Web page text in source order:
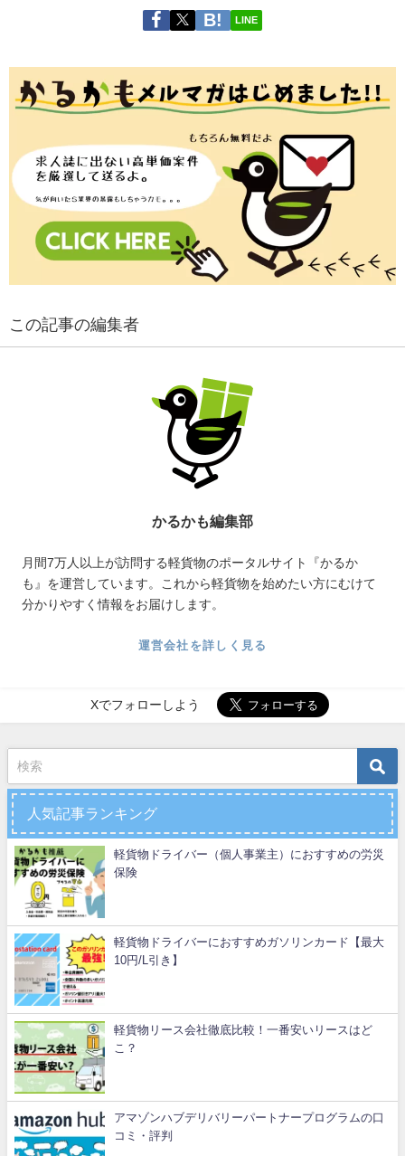
LINE
この記事の編集者
かるかも編集部
月間7万人以上が訪問する軽貨物のポータルサイト『かるか
も』を運営しています。これから軽貨物を始めたい方にむけて
分かりやすく情報をお届けします。
運営会社を詳しく見る
Xでフォローしよう
人気記事ランキング
軽貨物ドライバー（個人事業主）におすすめの労災
保険
軽貨物ドライバーにおすすめガソリンカード【最大
10円/L引き】
軽貨物リース会社徹底比較！一番安いリースはど
こ？
アマゾンハブデリバリーパートナープログラムの口
コミ・評判